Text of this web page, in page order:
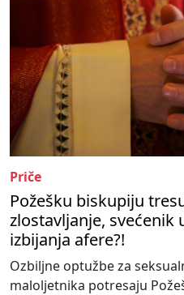
Priče
Požešku biskupiju
zlostavljanje, svećenik
izbijanja afere?!
Ozbiljne optužbe za
maloljetnika potresaju